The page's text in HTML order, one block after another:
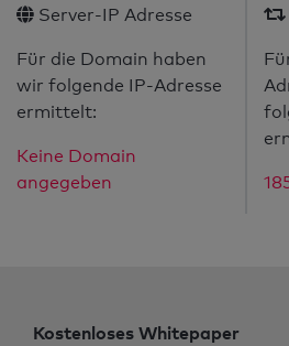
Server-IP Adresse
Für die Domain haben
wir folgende IP-Adresse
ermittelt:
Keine Domain
angegeben
Kostenloses Whitepaper